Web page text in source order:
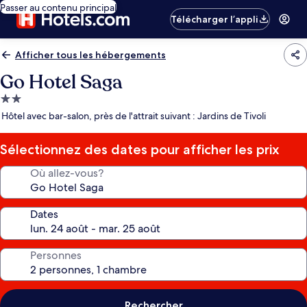
Passer au contenu principal
Télécharger l’appli
Afficher tous les hébergements
Go Hotel Saga
Hébergement
2.0 étoiles
Hôtel avec bar-salon, près de l'attrait suivant : Jardins de Tivoli
Sélectionnez des dates pour afficher les prix
Où allez-vous?
Dates
Personnes